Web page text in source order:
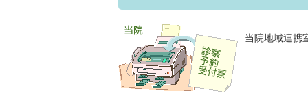
当院地域連携